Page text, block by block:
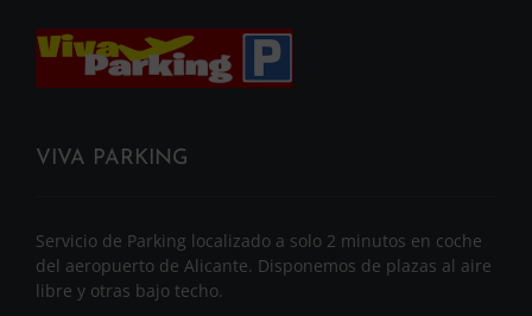
VIVA PARKING
Servicio de Parking localizado a solo 2 minutos en coche
del aeropuerto de Alicante. Disponemos de plazas al aire
libre y otras bajo techo.